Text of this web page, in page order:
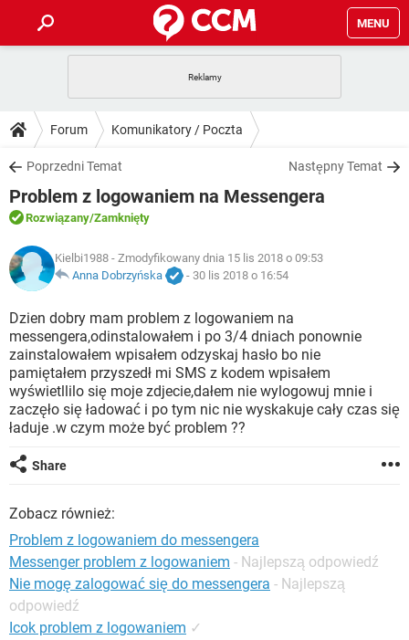
MENU
GRY WHATSAPP
SPOTIFY
INSTAGRAM FACEBOOK
WINDOWS 10
PORADY
PlayStation TIKTOK
SPOTIFY
INSTAGRAM
WINDOWS 10
DO POBRANIA
ANDROID TIKTOK
GRY
IOS NETFLIX
INSTAGRAM
WINDOWS 10
FORUM
COVID-19
GRY WHATSAPP
INSTAGRAM FACEBOOK
WINDOWS 10
ARTYKUŁY
COVID-19
GRY WHATSAPP
SPOTIFY NETFLIX
INSTAGRAM FACEBOOK
WINDOWS 10
Forum Komunikatory / Poczta
Poprzedni Temat Następny Temat
Problem z logowaniem na Messengera
Rozwiązany/Zamknięty
Kielbi1988 - Zmodyfikowany dnia 15 lis 2018 o 09:53
Anna Dobrzyńska
- 30 lis 2018 o 16:54
Dzien dobry mam problem z logowaniem na
messengera,odinstalowałem i po 3/4 dniach ponownie
zainstalowałem wpisałem odzyskaj hasło bo nie
pamiętałem przyszedł mi SMS z kodem wpisałem
wyświetllilo się moje zdjecie,dałem nie wylogowuj mnie i
zaczęło się ładować i po tym nic nie wyskakuje cały czas się
ładuje .w czym może być problem ??
Share
Zobacz również:
Problem z logowaniem do messengera
Messenger problem z logowaniem - Najlepszą odpowiedź
Nie mogę zalogować się do messengera - Najlepszą
odpowiedź
Icok problem z logowaniem ✓